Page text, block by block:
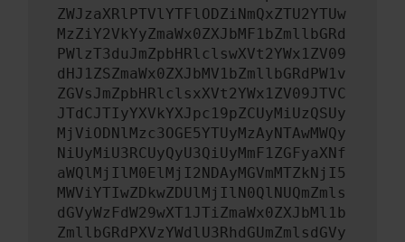
ZWJzaXRlPTVlYTFlODZiNmQxZTU2YTUw
MzZiY2VkYyZmaWx0ZXJbMF1bZmllbGRd
PWlzT3duJmZpbHRlclswXVt2YWx1ZV09
dHJ1ZSZmaWx0ZXJbMV1bZmllbGRdPW1v
ZGVsJmZpbHRlclsxXVt2YWx1ZV09JTVC
JTdCJTIyYXVkYXJpc19pZCUyMiUzQSUy
MjViODNlMzc3OGE5YTUyMzAyNTAwMWQy
NiUyMiU3RCUyQyU3QiUyMmF1ZGFyaXNf
aWQlMjIlM0ElMjI2NDAyMGVmMTZkNjI5
MWViYTIwZDkwZDUlMjIlN0QlNUQmZmls
dGVyWzFdW29wXT1JTiZmaWx0ZXJbMl1b
ZmllbGRdPXVzYWdlU3RhdGUmZmlsdGVy